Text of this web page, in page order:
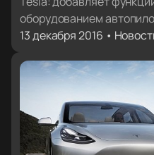
оборудованием
13 декабря 2016 •